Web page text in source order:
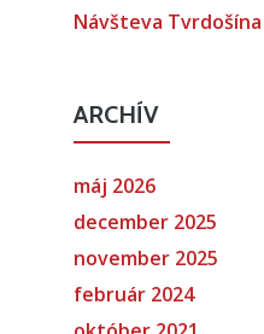
Návšteva Tvrdošína
ARCHÍV
máj 2026
december 2025
november 2025
február 2024